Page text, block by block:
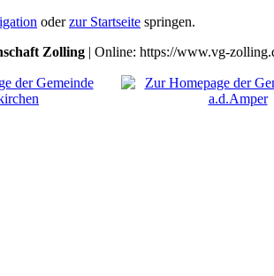
oderzur Startseite springen.
Zolling | Online: https://www.vg-